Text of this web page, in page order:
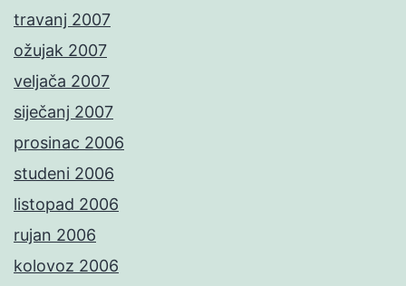
travanj 2007
ožujak 2007
veljača 2007
siječanj 2007
prosinac 2006
studeni 2006
listopad 2006
rujan 2006
kolovoz 2006